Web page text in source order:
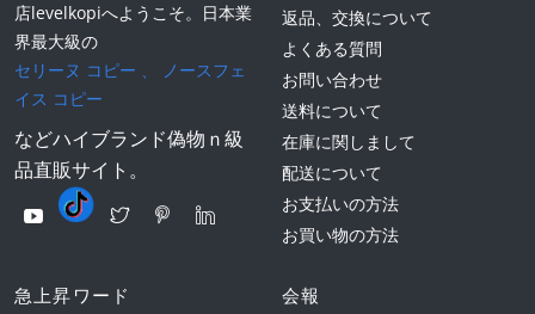
店levelkopiへようこそ。日本業
界最大級の
セリーヌ コピー 、
ノースフェ
イス コピー
などハイブランド偽物ｎ級
品直販サイト。
返品、交換について
よくある質問
お問い合わせ
送料について
在庫に関しまして
配送について
お支払いの方法
お買い物の方法
急上昇ワード 会報